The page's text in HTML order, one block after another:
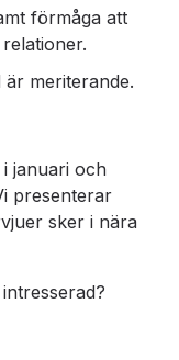
förmåga att
meriterande.
januari och
presenterar
sker i nära